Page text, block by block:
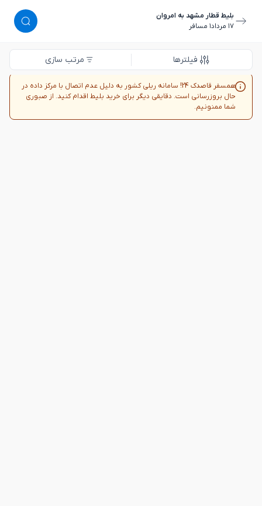
بلیط قطار مشهد به امروان
١٧ مرداد
١ مسافر
فیلترها مرتب سازی
همسفر قاصدک 24! سامانه ریلی کشور به دلیل عدم اتصال با مرکز داده در
حال بروزرسانی است. دقایقی دیگر برای خرید بلیط اقدام کنید. از صبوری
شما ممنونیم.